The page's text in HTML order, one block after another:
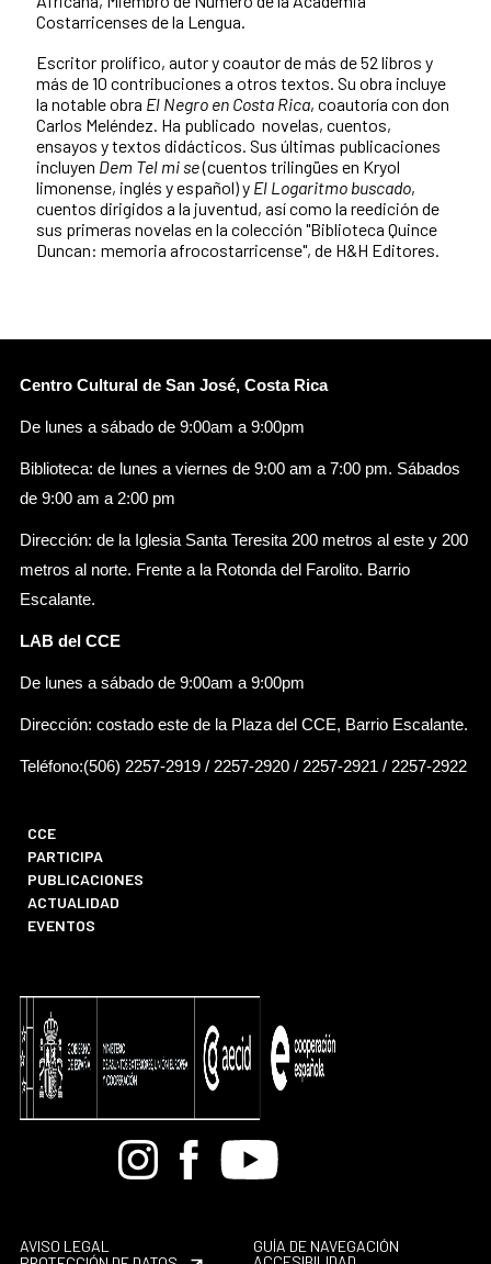
Costarricenses de la Lengua.
Escritor prolífico, autor y coautor de más de 52 libros y
más de 10 contribuciones a otros textos. Su obra incluye
la notable obra El Negro en Costa Rica, coautoría con don
Carlos Meléndez. Ha publicado novelas, cuentos,
ensayos y textos didácticos. Sus últimas publicaciones
incluyen Dem Tel mi se(cuentos trilingües en Kryol
limonense, inglés y español) y El Logaritmo buscado,
cuentos dirigidos a la juventud, así como la reedición de
sus primeras novelas en la colección "Biblioteca Quince
Duncan: memoria afrocostarricense", de H&H Editores.
Centro Cultural de San José, Costa Rica
De lunes a sábado de 9:00am a 9:00pm
Biblioteca: de lunes a viernes de 9:00 am a 7:00 pm. Sábados
de 9:00 am a 2:00 pm
Dirección: de la Iglesia Santa Teresita 200 metros al este y 200
metros al norte. Frente a la Rotonda del Farolito. Barrio
Escalante.
LAB del CCE
De lunes a sábado de 9:00am a 9:00pm
Dirección: costado este de la Plaza del CCE, Barrio Escalante.
Teléfono:(506) 2257-2919 / 2257-2920 / 2257-2921 / 2257-2922
CCE
PARTICIPA
PUBLICACIONES
ACTUALIDAD
EVENTOS
BandcampInstagramFacebook
Youtube
AVISO LEGAL
GUÍA DE NAVEGACIÓN